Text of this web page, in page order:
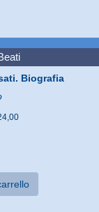
Biografia